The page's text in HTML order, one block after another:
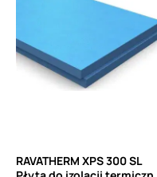
RAVATHERM XPS 300 SL